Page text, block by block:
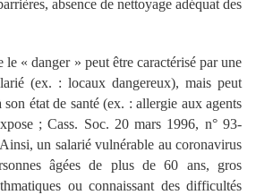
absence de nettoyage adéquat des
« danger » peut être caractérisé par une
(ex. : locaux dangereux), mais peut
état de santé (ex. : allergie aux agents
; Cass. Soc. 20 mars 1996, n° 93-
un salarié vulnérable au coronavirus
âgées de plus de 60 ans, gros
ou connaissant des difficultés